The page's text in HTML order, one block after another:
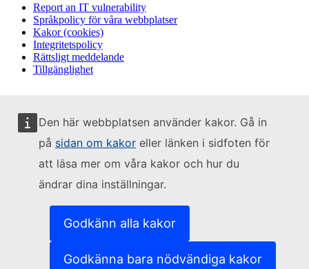
Den här webbplatsen använder kakor. Gå in
på sidan om kakor eller länken i sidfoten för
att läsa mer om våra kakor och hur du
ändrar dina inställningar.
Godkänn alla kakor
Godkänna bara nödvändiga kakor
Report an IT vulnerability
Språkpolicy för våra webbplatser
Kakor (cookies)
Integritetspolicy
Rättsligt meddelande
Tillgänglighet